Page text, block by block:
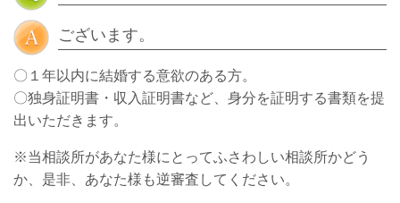
ございます。
〇１年以内に結婚する意欲のある方。
〇独身証明書・収入証明書など、身分を証明する書類を提
出いただきます。
※当相談所があなた様にとってふさわしい相談所かどう
か、是非、あなた様も逆審査してください。